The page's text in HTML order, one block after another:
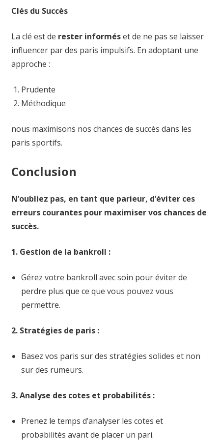
Clés du Succès
La clé est de rester informéset de ne pas se laisser
influencer par des paris impulsifs. En adoptant une
approche :
Prudente
Méthodique
nous maximisons nos chances de succès dans les
paris sportifs.
Conclusion
N’oubliez pas, en tant que parieur, d’éviter ces
erreurs courantes pour maximiser vos chances de
succès.
1. Gestion de la bankroll :
Gérez votre bankroll avec soin pour éviter de
perdre plus que ce que vous pouvez vous
permettre.
2. Stratégies de paris :
Basez vos paris sur des stratégies solides et non
sur des rumeurs.
3. Analyse des cotes et probabilités :
Prenez le temps d’analyser les cotes et
probabilités avant de placer un pari.